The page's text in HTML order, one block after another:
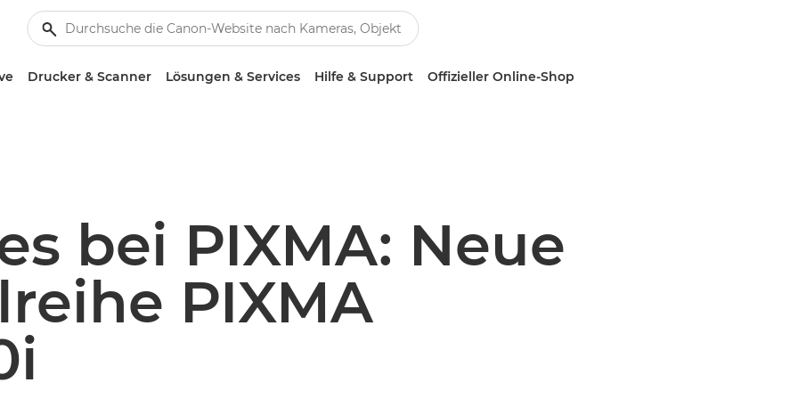
Drucker & Scanner Lösungen & Services Hilfe & Support Offizieller Online-Shop
bei PIXMA: Neue
PIXMA